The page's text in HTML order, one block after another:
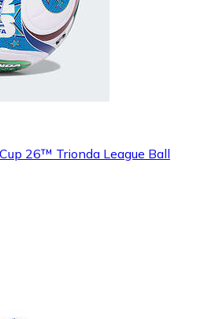
26™ Trionda League Ball